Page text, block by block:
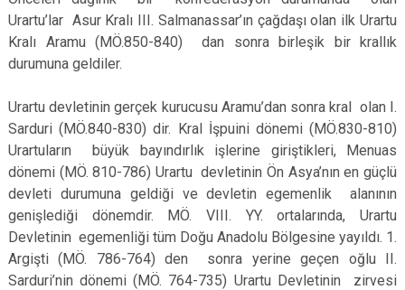
Urartu’lar Asur Kralı III. Salmanassar’ın çağdaşı olan ilk Urartu
Kralı Aramu (MÖ.850-840) dan sonra birleşik bir krallık
durumuna geldiler.
Urartu devletinin gerçek kurucusu Aramu’dan sonra kral olan I.
Sarduri (MÖ.840-830) dir. Kral İşpuini dönemi (MÖ.830-810)
Urartuların büyük bayındırlık işlerine giriştikleri, Menuas
dönemi (MÖ. 810-786) Urartu devletinin Ön Asya’nın en güçlü
devleti durumuna geldiği ve devletin egemenlik alanının
genişlediği dönemdir. MÖ. VIII. YY. ortalarında, Urartu
Devletinin egemenliği tüm Doğu Anadolu Bölgesine yayıldı. 1.
Argişti (MÖ. 786-764) den sonra yerine geçen oğlu II.
Sarduri’nin dönemi (MÖ. 764-735) Urartu Devletinin zirvesi